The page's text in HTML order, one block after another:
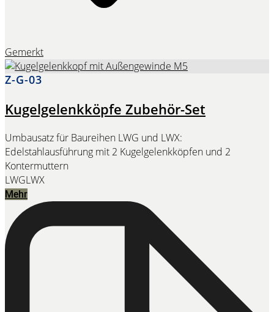
Gemerkt
Z-G-03
Kugelgelenkköpfe Zubehör-Set
Umbausatz für Baureihen LWG und LWX:
Edelstahlausführung mit 2 Kugelgelenkköpfen und 2
Kontermuttern
LWGLWX
Mehr